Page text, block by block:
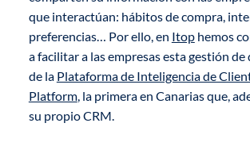
que interactúan: hábitos de compra,
preferencias… Por ello, en Itophemos
a facilitar a las empresas esta gestión de
de la Plataforma de Inteligencia de
Platform, la primera en Canarias que,
su propio CRM.